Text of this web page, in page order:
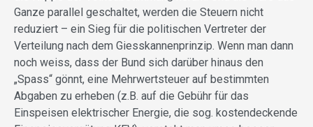
Ganze parallel geschaltet, werden die Steuern nicht
reduziert – ein Sieg für die politischen Vertreter der
Verteilung nach dem Giesskannenprinzip. Wenn man dann
noch weiss, dass der Bund sich darüber hinaus den
„Spass“ gönnt, eine Mehrwertsteuer auf bestimmten
Abgaben zu erheben (z.B. auf die Gebühr für das
Einspeisen elektrischer Energie, die sog. kostendeckende